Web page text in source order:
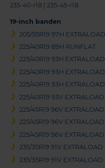
235-40-r18 | 235-45-r18
19-inch banden
205/55R19 97H EXTRALOAD
225/40R19 89H RUNFLAT
225/40R19 93H EXTRALOAD
225/40R19 93H EXTRALOAD
225/40R19 93H
225/40R19 93V EXTRALOAD
225/45R19 96V EXTRALOAD
225/45R19 96V
225/45R19 96V
235/35R19 91V EXTRALOAD
235/35R19 91V EXTRALOAD